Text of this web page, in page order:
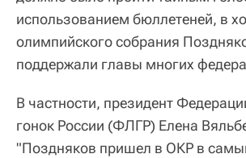
использованием бюллетеней, в
олимпийского собрания
поддержали главы многих
В частности, президент
гонок России (ФЛГР) Елена
"Поздняков пришел в ОКР в